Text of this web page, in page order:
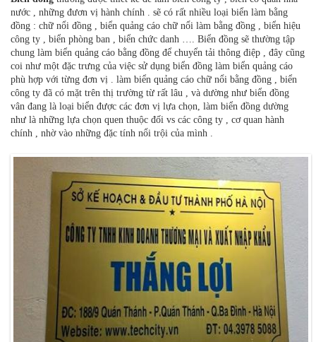
nước , những đươn vị hành chính . sẽ có rất nhiều loại biển làm bằng
đồng : chữ nổi đồng , biển quảng cáo chữ nổi làm bằng đồng , biển hiệu
công ty , biển phòng ban , biển chức danh …. Biển đồng sẽ thường tập
chung làm biển quảng cáo bằng đồng để chuyển tải thông điệp , đây cũng
coi như một đặc trưng của việc sử dụng biển đồng làm biển quảng cáo
phù hợp với từng đơn vị . làm biển quảng cáo chữ nổi bằng đồng , biển
công ty đã có mặt trên thị trường từ rất lâu , và dường như biển đồng
vân đang là loại biển được các đơn vị lựa chọn, làm biển đồng dường
như là những lựa chọn quen thuộc đối vs các công ty , cơ quan hành
chính , nhờ vào những đặc tính nổi trội của mình .